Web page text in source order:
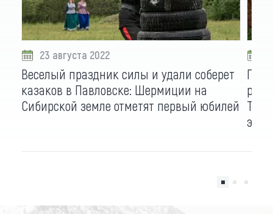
23 августа 2022
Веселый праздник силы и удали соберет
казаков в Павловске: Шермиции на
Сибирской земле отметят первый юбилей
Про